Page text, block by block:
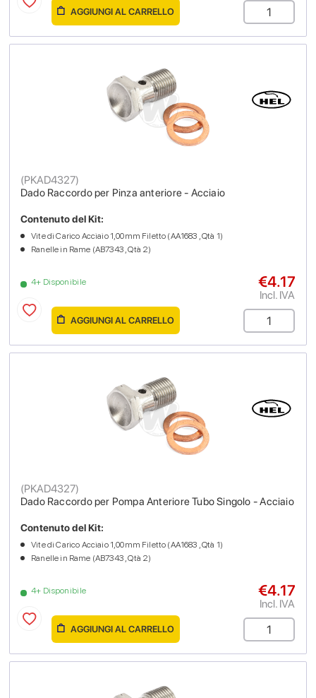
AGGIUNGI AL CARRELLO
Dado Raccordo per Pinza anteriore - Acciaio
(PKAD4327)
4+ Disponibile
Contenuto del Kit:
Vite di Carico Acciaio 1,00mm Filetto (AA1683 , Qtà 1)
Ranelle in Rame (AB7343 , Qtà 2)
€4.17
Incl. IVA
AGGIUNGI AL CARRELLO
Dado Raccordo per Pompa Anteriore Tubo Singolo - Acciaio
(PKAD4327)
4+ Disponibile
Contenuto del Kit:
Vite di Carico Acciaio 1,00mm Filetto (AA1683 , Qtà 1)
Ranelle in Rame (AB7343 , Qtà 2)
€4.17
Incl. IVA
AGGIUNGI AL CARRELLO